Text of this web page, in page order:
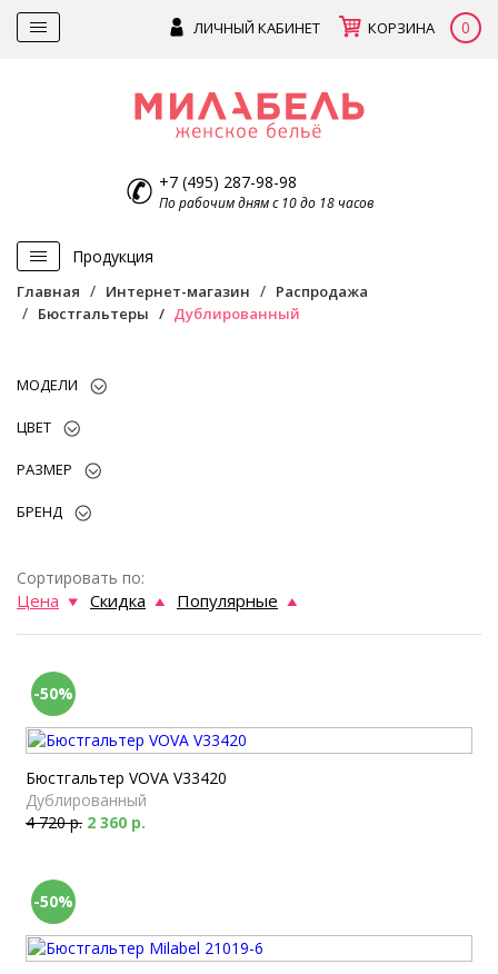
ЛИЧНЫЙ КАБИНЕТ КОРЗИНА 0
+7 (495) 287-98-98
По рабочим дням с 10 до 18 часов
Продукция
Главная Интернет-магазин
Распродажа
Бюстгальтеры
Дублированный
МОДЕЛИ
ЦВЕТ
РАЗМЕР
БРЕНД
Сортировать по:
Цена Скидка Популярные
-50%
Бюстгальтер VOVA V33420
Дублированный
4 720 р. 2 360 р.
-50%